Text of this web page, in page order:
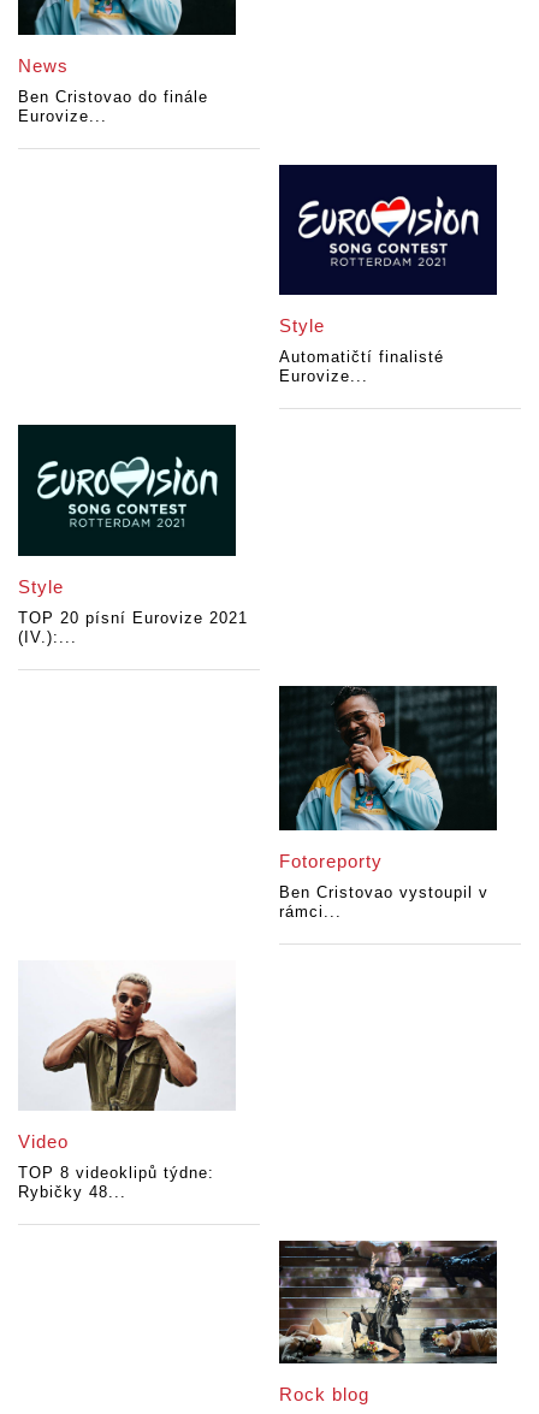
News
Ben Cristovao do finále
Eurovize...
Style
Automatičtí finalisté
Eurovize...
Style
TOP 20 písní Eurovize 2021
(IV.):...
Fotoreporty
Ben Cristovao vystoupil v
rámci...
Video
TOP 8 videoklipů týdne:
Rybičky 48...
Rock blog